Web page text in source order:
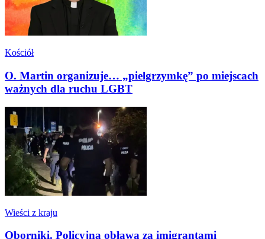
Kościół
O. Martin organizuje… „pielgrzymkę” po miejscach
ważnych dla ruchu LGBT
Wieści z kraju
Oborniki. Policyjna obława za imigrantami